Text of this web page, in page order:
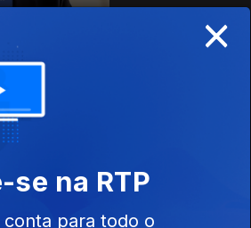
×
se na RTP
conta para todo o